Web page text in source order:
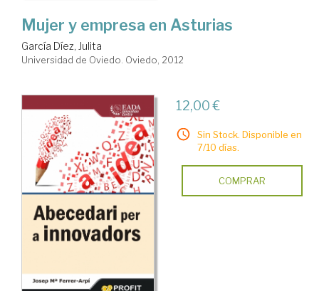
Mujer y empresa en Asturias
García Díez, Julita
Universidad de Oviedo. Oviedo, 2012
12,00 €
Sin Stock. Disponible en
7/10 días.
COMPRAR